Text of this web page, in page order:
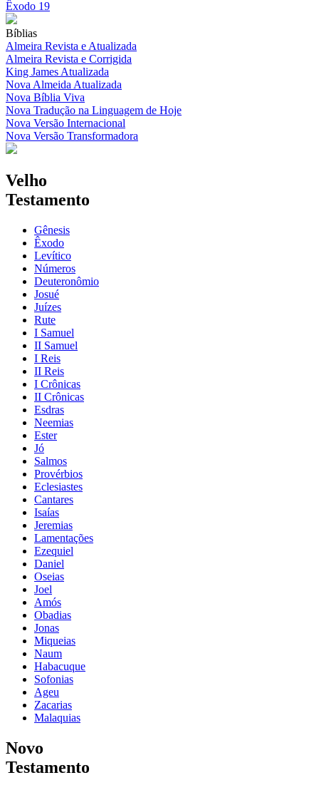
Êxodo 19
Bíblias
Almeira Revista e Atualizada
Almeira Revista e Corrigida
King James Atualizada
Nova Almeida Atualizada
Nova Bíblia Viva
Nova Tradução na Linguagem de Hoje
Nova Versão Internacional
Nova Versão Transformadora
Velho
Testamento
Gênesis
Êxodo
Levítico
Números
Deuteronômio
Josué
Juízes
Rute
I Samuel
II Samuel
I Reis
II Reis
I Crônicas
II Crônicas
Esdras
Neemias
Ester
Jó
Salmos
Provérbios
Eclesiastes
Cantares
Isaías
Jeremias
Lamentações
Ezequiel
Daniel
Oseias
Joel
Amós
Obadias
Jonas
Miqueias
Naum
Habacuque
Sofonias
Ageu
Zacarias
Malaquias
Novo
Testamento